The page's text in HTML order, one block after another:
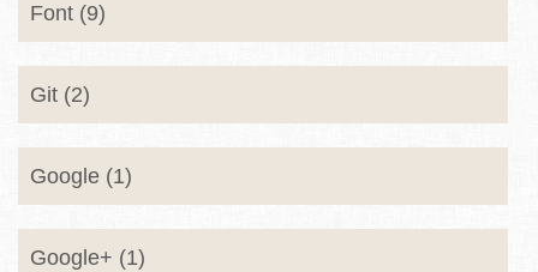
Font (9)
Git (2)
Google (1)
Google+ (1)